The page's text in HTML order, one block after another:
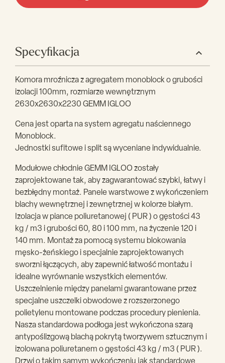
Specyfikacja
Komora mroźnicza z agregatem monoblock o grubości
izolacji 100mm, rozmiarze wewnętrznym
2630x2630x2230 GEMM IGLOO
Cena jest oparta na system agregatu naściennego
Monoblock.
Jednostki sufitowe i split są wyceniane indywidualnie.
Modułowe chłodnie GEMM IGLOO zostały
zaprojektowane tak, aby zagwarantować szybki, łatwy i
bezbłędny montaż. Panele warstwowe z wykończeniem
blachy wewnętrznej i zewnętrznej w kolorze białym.
Izolacja w piance poliuretanowej ( PUR ) o gęstości 43
kg / m3 i grubości 60, 80 i 100 mm, na życzenie 120 i
140 mm. Montaż za pomocą systemu blokowania
męsko-żeńskiego i specjalnie zaprojektowanych
sworzni łączących, aby zapewnić łatwość montażu i
idealne wyrównanie wszystkich elementów.
Uszczelnienie między panelami gwarantowane przez
specjalne uszczelki obwodowe z rozszerzonego
polietylenu montowane podczas procedury pienienia.
Nasza standardowa podłoga jest wykończona szarą
antypoślizgową blachą pokrytą tworzywem sztucznym i
izolowana poliuretanem o gęstości 43 kg / m3 ( PUR ).